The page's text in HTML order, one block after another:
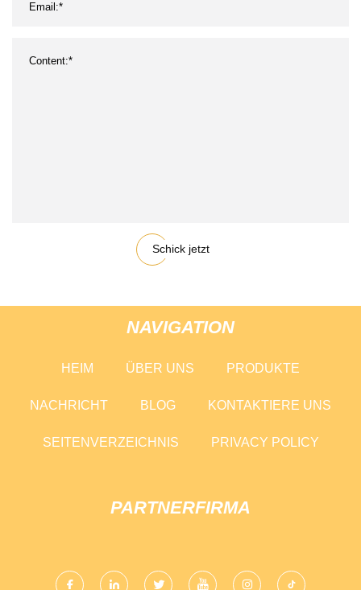
Schick jetzt
NAVIGATION
HEIM ÜBER UNS PRODUKTE
NACHRICHT BLOG KONTAKTIERE UNS
SEITENVERZEICHNIS PRIVACY POLICY
PARTNERFIRMA